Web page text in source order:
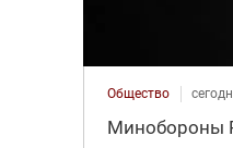
Общество
Минобороны